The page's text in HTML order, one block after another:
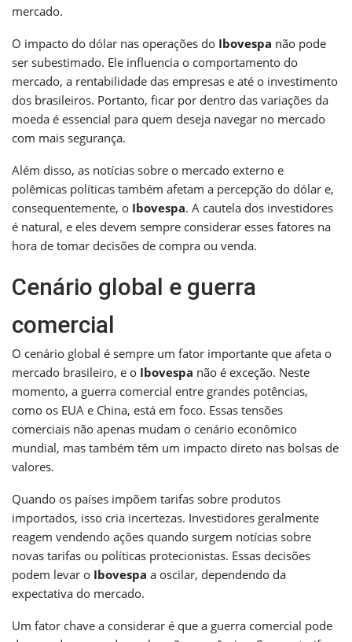
mercado.
O impacto do dólar nas operações do Ibovespa não pode
ser subestimado. Ele influencia o comportamento do
mercado, a rentabilidade das empresas e até o investimento
dos brasileiros. Portanto, ficar por dentro das variações da
moeda é essencial para quem deseja navegar no mercado
com mais segurança.
Além disso, as notícias sobre o mercado externo e
polêmicas políticas também afetam a percepção do dólar e,
consequentemente, o Ibovespa. A cautela dos investidores
é natural, e eles devem sempre considerar esses fatores na
hora de tomar decisões de compra ou venda.
Cenário global e guerra
comercial
O cenário global é sempre um fator importante que afeta o
mercado brasileiro, e o Ibovespa não é exceção. Neste
momento, a guerra comercial entre grandes potências,
como os EUA e China, está em foco. Essas tensões
comerciais não apenas mudam o cenário econômico
mundial, mas também têm um impacto direto nas bolsas de
valores.
Quando os países impõem tarifas sobre produtos
importados, isso cria incertezas. Investidores geralmente
reagem vendendo ações quando surgem notícias sobre
novas tarifas ou políticas protecionistas. Essas decisões
podem levar o Ibovespa a oscilar, dependendo da
expectativa do mercado.
Um fator chave a considerar é que a guerra comercial pode